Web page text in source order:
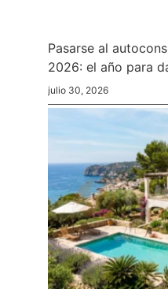
Pasarse al
2026: el año para
julio 30, 2026